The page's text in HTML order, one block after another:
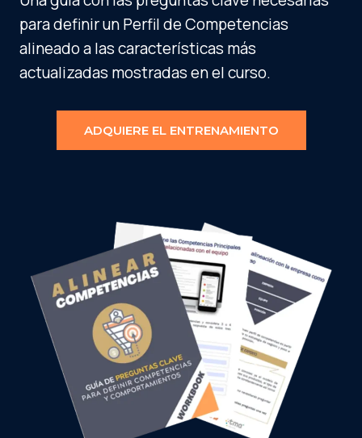
para definir un Perfil de Competencias
alineado a las características más
actualizadas mostradas en el curso.
ADQUIERE EL ENTRENAMIENTO